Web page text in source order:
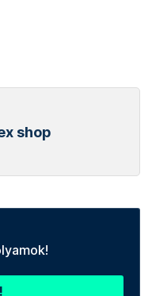
shop